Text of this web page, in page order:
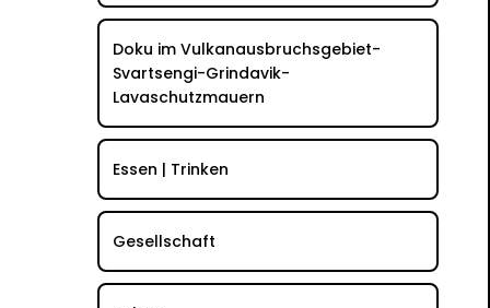
Doku im Vulkanausbruchsgebiet-
Svartsengi-Grindavik-
Lavaschutzmauern
Essen | Trinken
Gesellschaft